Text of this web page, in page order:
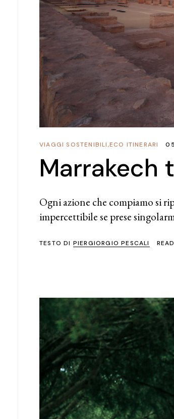
ECO ITINERARI
,
VIAGGI SOSTENIBILI
Marrakech
Ogni azione che compiamo si
impercettibile se prese
TESTO DI PIERGIORGIO PESCALI